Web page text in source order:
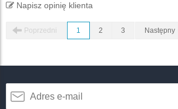
Napisz opinię klienta
Poprzedni 1 2 3 Następny